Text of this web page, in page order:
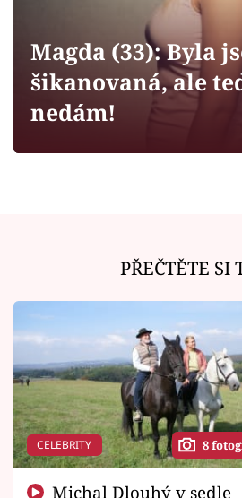
Sledujte prima+
Filmový festival Karlovy
Sledujte nás
Magda (33): Byla
šikanovaná, ale
nedám!
PŘEČTĚTE SI
CELEBRITY 8